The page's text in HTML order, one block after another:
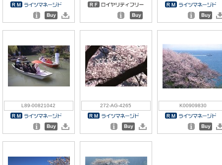
L89-00821042 272-AG-4265 K00909830